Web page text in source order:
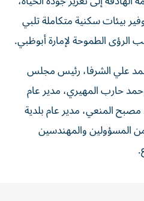
بيئات سكنية متكاملة تلبي
الرؤى الطموحة لإمارة أبوظبي.
علي الشرفا، رئيس مجلس
حارب المهيري، مدير عام
المنعي، مدير عام بلدية
المسؤولين والمهندسين